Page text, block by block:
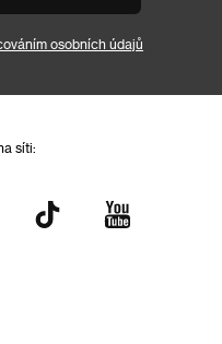
osobních údajů
síti: